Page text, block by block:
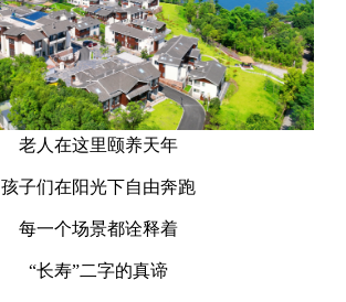
老人在这里颐养天年
孩子们在阳光下自由奔跑
每一个场景都诠释着
“长寿”二字的真谛